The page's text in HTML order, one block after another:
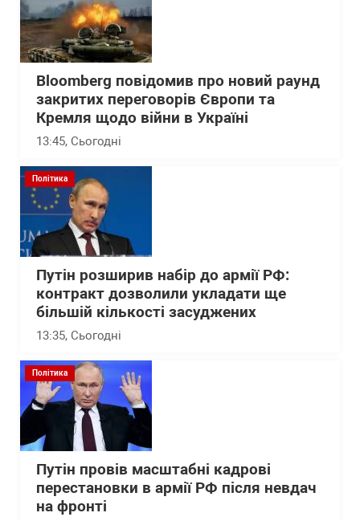
Bloomberg повідомив про новий раунд
закритих переговорів Європи та
Кремля щодо війни в Україні
13:45, Сьогодні
Політика
Путін розширив набір до армії РФ:
контракт дозволили укладати ще
більшій кількості засуджених
13:35, Сьогодні
Політика
Путін провів масштабні кадрові
перестановки в армії РФ після невдач
на фронті